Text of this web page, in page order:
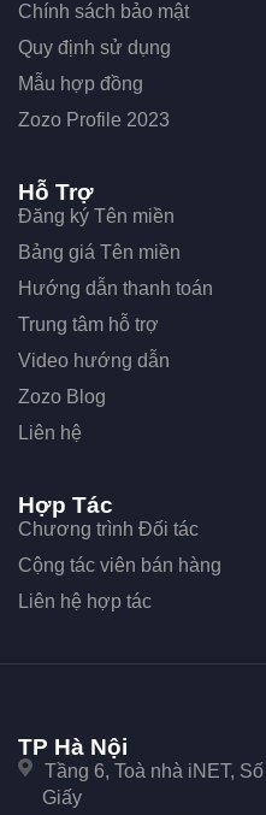
Chính sách bảo mật
Quy định sử dụng
Mẫu hợp đồng
Zozo Profile 2023
Hỗ Trợ
Đăng ký Tên miền
Bảng giá Tên miền
Hướng dẫn thanh toán
Trung tâm hỗ trợ
Video hướng dẫn
Zozo Blog
Liên hệ
Hợp Tác
Chương trình Đối tác
Cộng tác viên bán hàng
Liên hệ hợp tác
TP Hà Nội
Tầng 6, Toà nhà iNET,
Giấy